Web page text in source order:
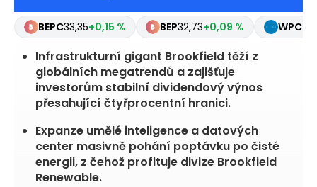
BIPC39,63-1,27 % BIP38,94-1,79 % BEPC
Infrastrukturní gigant Brookfield těží z
globálních megatrendů a zajišťuje
investorům stabilní dividendový výnos
přesahující čtyřprocentní hranici.
Expanze umělé inteligence a datových
center masivně pohání poptávku po čisté
energii, z čehož profituje divize Brookfield
Renewable.